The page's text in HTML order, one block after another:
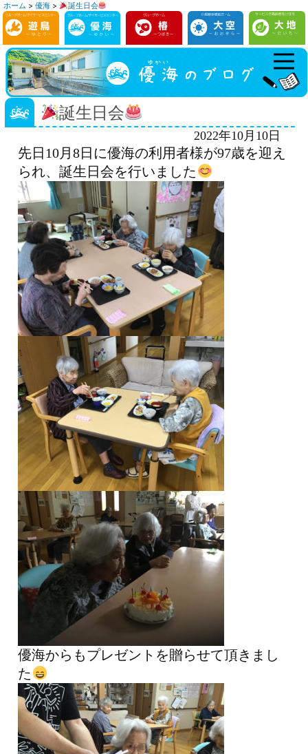
コ
ン
テ
ン
ツ
へ
ス
ホーム > 優海 > 誕生日会
誕生日会
2022年10月10日
先日10月8日に優海の利用者様が97歳を迎え
られ、誕生日会を行いました
優海からもプレゼントを贈らせて頂きまし
た